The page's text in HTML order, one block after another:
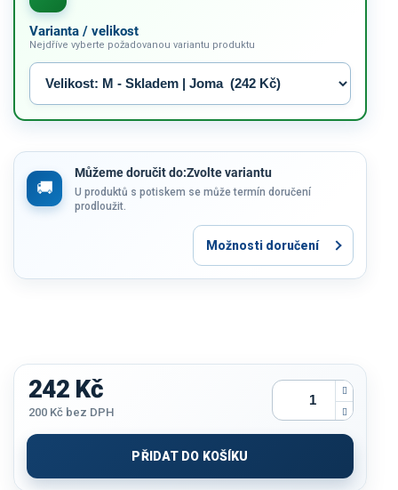
Varianta / velikost
Nejdříve vyberte požadovanou variantu produktu
Můžeme doručit do:Zvolte variantu
U produktů s potiskem se může termín doručení
prodloužit.
Možnosti doručení
242 Kč
200 Kč bez DPH
cena:
PŘIDAT DO KOŠÍKU